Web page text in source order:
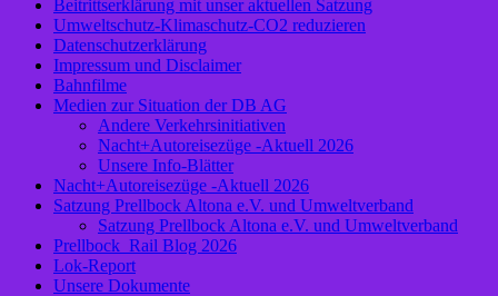
Beitrittserklärung mit unser aktuellen Satzung
Umweltschutz-Klimaschutz-CO2 reduzieren
Datenschutzerklärung
Impressum und Disclaimer
Bahnfilme
Medien zur Situation der DB AG
Andere Verkehrsinitiativen
Nacht+Autoreisezüge -Aktuell 2026
Unsere Info-Blätter
Nacht+Autoreisezüge -Aktuell 2026
Satzung Prellbock Altona e.V. und Umweltverband
Satzung Prellbock Altona e.V. und Umweltverband
Prellbock_Rail Blog 2026
Lok-Report
Unsere Dokumente